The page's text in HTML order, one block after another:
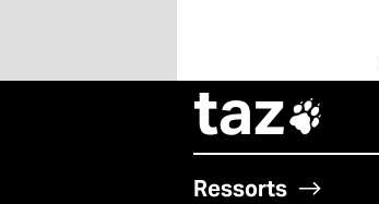
taz
Ressorts